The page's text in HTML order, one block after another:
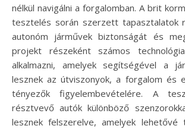
nélkül navigálni a forgalomban. A brit
tesztelés során szerzett tapasztalatok
autonóm járművek biztonságát és
projekt részeként számos
alkalmazni, amelyek segítségével a
lesznek az útviszonyok, a forgalom és
tényezők figyelembevételére. A
résztvevő autók különböző
lesznek felszerelve, amelyek lehetővé